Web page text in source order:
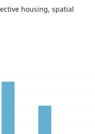
housing, spatial